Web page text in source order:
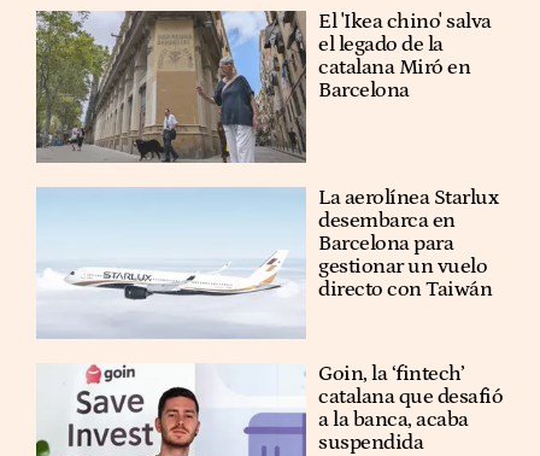
El 'Ikea chino' salva
el legado de la
catalana Miró en
Barcelona
La aerolínea Starlux
desembarca en
Barcelona para
gestionar un vuelo
directo con Taiwán
Goin, la ‘fintech’
catalana que desafió
a la banca, acaba
suspendida